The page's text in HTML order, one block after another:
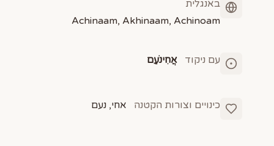
באנגלית
Achinaam, Akhinaam, Achinoam
עם ניקוד אֲחִינֹעַם
כינויים וצורות הקטנה אחי, נעם